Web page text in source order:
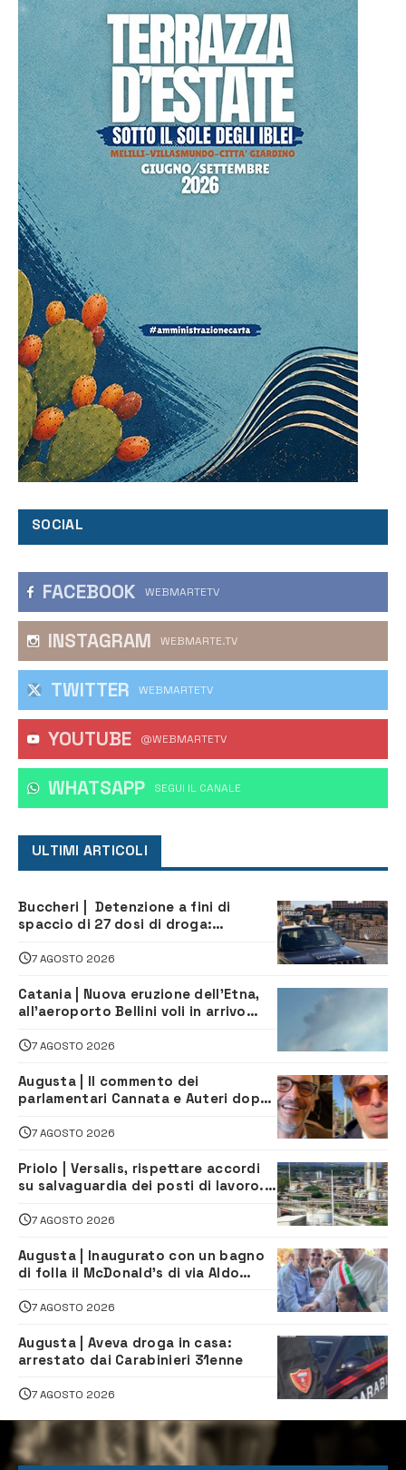
SOCIAL
FACEBOOK WEBMARTETV
INSTAGRAM WEBMARTE.TV
TWITTER WEBMARTETV
YOUTUBE @WEBMARTETV
WHATSAPP ‎SEGUI IL CANALE
ULTIMI ARTICOLI
Buccheri | Detenzione a fini di
spaccio di 27 dosi di droga:
7 AGOSTO 2026
Catania | Nuova eruzione dell’Etna,
all’aeroporto Bellini voli in arrivo
7 AGOSTO 2026
Augusta | Il commento dei
parlamentari Cannata e Auteri dopo
depuratore
7 AGOSTO 2026
Priolo | Versalis, rispettare accordi
su salvaguardia dei posti di lavoro. Il
7 AGOSTO 2026
Augusta | Inaugurato con un bagno
di folla il McDonald’s di via Aldo
7 AGOSTO 2026
Augusta | Aveva droga in casa:
arrestato dai Carabinieri 31enne
7 AGOSTO 2026